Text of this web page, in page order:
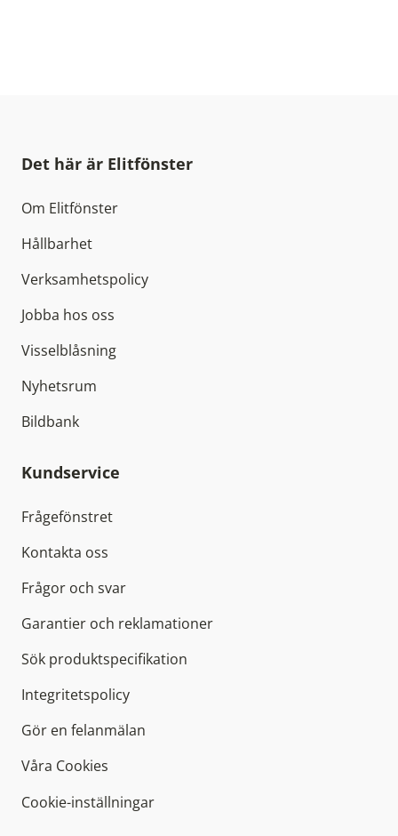
Det här är Elitfönster
Om Elitfönster
Hållbarhet
Verksamhetspolicy
Jobba hos oss
Visselblåsning
Nyhetsrum
Bildbank
Kundservice
Frågefönstret
Kontakta oss
Frågor och svar
Garantier och reklamationer
Sök produktspecifikation
Integritetspolicy
Gör en felanmälan
Våra Cookies
Cookie-inställningar